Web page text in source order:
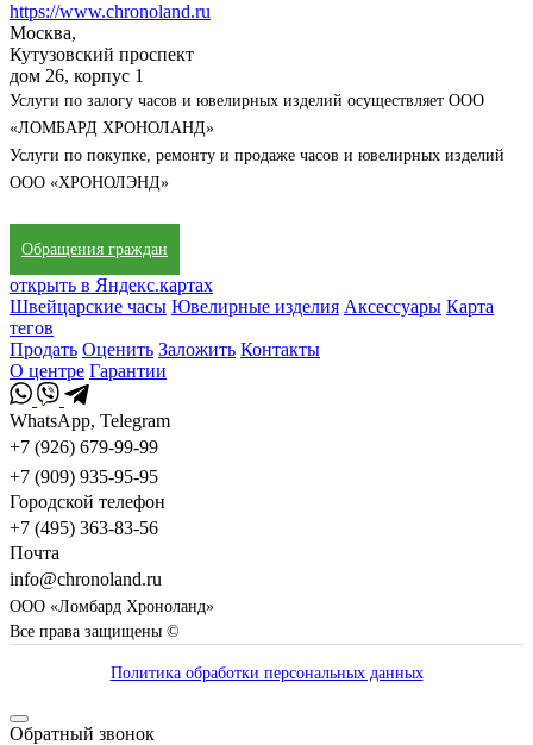
https://www.chronoland.ru
Москва,
Кутузовский проспект
дом 26, корпус 1
Услуги по залогу часов и ювелирных изделий осуществляет ООО
«ЛОМБАРД ХРОНОЛАНД»
Услуги по покупке, ремонту и продаже часов и ювелирных изделий
ООО «ХРОНОЛЭНД»
Обращения граждан
открыть в Яндекс.картах
Швейцарские часы Ювелирные изделия Аксессуары Карта
тегов
Продать Оценить Заложить Контакты
О центре Гарантии
WhatsApp, Telegram
+7 (926) 679-99-99
+7 (909) 935-95-95
Городской телефон
+7 (495) 363-83-56
Почта
info@chronoland.ru
ООО «Ломбард Хроноланд»
Все права защищены ©
Политика обработки персональных данных
Обратный звонок